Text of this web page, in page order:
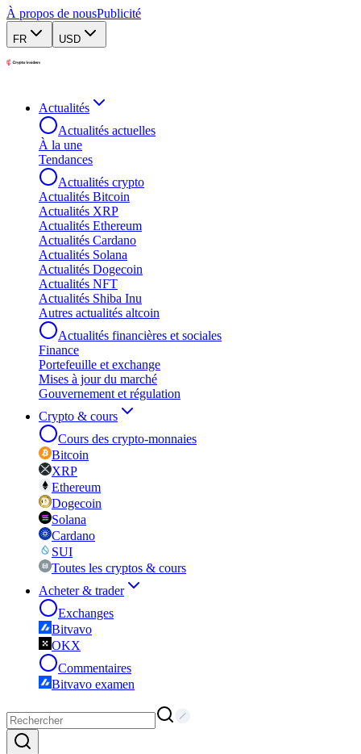
À propos de nousPublicité
FR USD
Actualités
Actualités actuelles
À la une
Tendances
Actualités crypto
Actualités Bitcoin
Actualités XRP
Actualités Ethereum
Actualités Cardano
Actualités Solana
Actualités Dogecoin
Actualités NFT
Actualités Shiba Inu
Autres actualités altcoin
Actualités financières et sociales
Finance
Portefeuille et exchange
Mises à jour du marché
Gouvernement et régulation
Crypto & cours
Cours des crypto-monnaies
Bitcoin
XRP
Ethereum
Dogecoin
Solana
Cardano
SUI
Toutes les cryptos & cours
Acheter & trader
Exchanges
Bitvavo
OKX
Commentaires
Bitvavo examen